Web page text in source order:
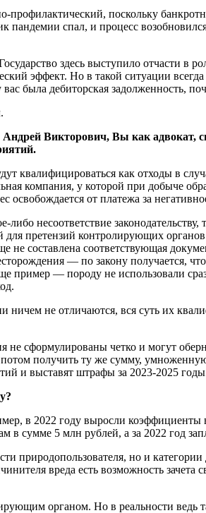
поскольку
пандемии спал, и процесс
здесь выступило отчасти в
эффект. Но в такой ситуации всегда
была дебиторская задолженность,
Викторович, Вы как адвокат,
квалифицироваться как отходы в
компания, у которой при добыче
освобождается от платежа за
несоответствие законодательству,
претензий контролирующих
не составлена соответствующая
— по закону получается,
пример — породу не использовали
не отличаются, вся суть их
не сформулированы четко и могут
потом получить ту же сумму,
и выставят штрафы за 2023-2025
в 2022 году выросли коэффициенты
в сумме 5 млн рублей, а за 2022 год
природопользователя, но и категории
вреда есть возможность зачета
органом. Но в реальности ведь